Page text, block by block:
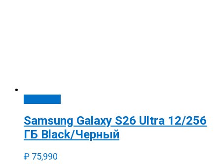
Samsung Galaxy S26 Ultra 12/256
ГБ Black/Черный
₽ 75,990